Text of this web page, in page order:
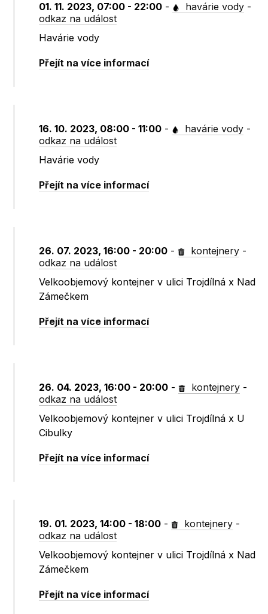
01. 11. 2023, 07:00 - 22:00 - havárie vody -
odkaz na událost
Havárie vody
Přejít na více informací
16. 10. 2023, 08:00 - 11:00 - havárie vody -
odkaz na událost
Havárie vody
Přejít na více informací
26. 07. 2023, 16:00 - 20:00 - kontejnery -
odkaz na událost
Velkoobjemový kontejner v ulici Trojdílná x Nad
Zámečkem
Přejít na více informací
26. 04. 2023, 16:00 - 20:00 - kontejnery -
odkaz na událost
Velkoobjemový kontejner v ulici Trojdílná x U
Cibulky
Přejít na více informací
19. 01. 2023, 14:00 - 18:00 - kontejnery -
odkaz na událost
Velkoobjemový kontejner v ulici Trojdílná x Nad
Zámečkem
Přejít na více informací